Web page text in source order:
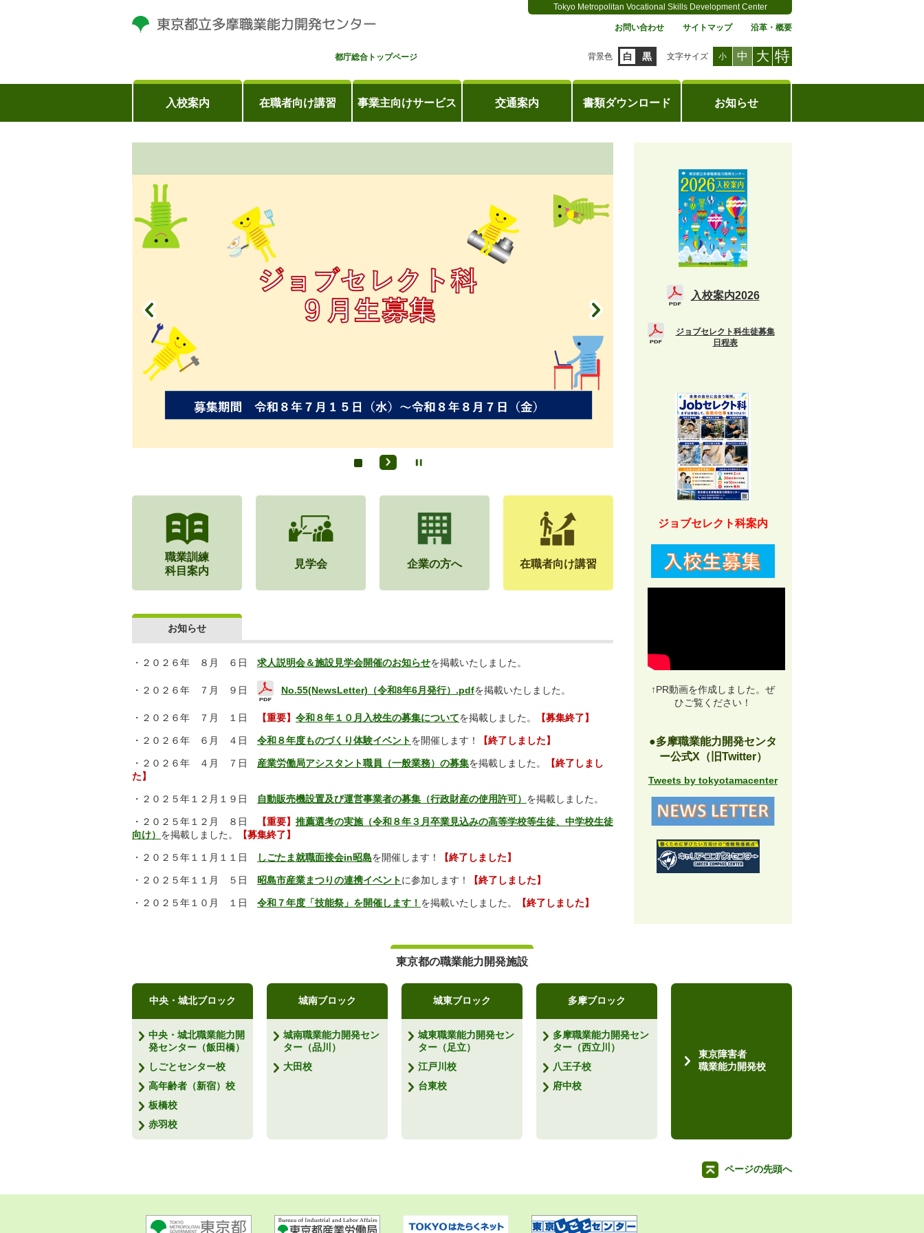
Tokyo Metropolitan Vocational Skills Development Center
入校案内 在職者向け講習 事業主向けサービス 交通案内 書類ダウンロード お知らせ
背景色 白 黒 文字サイズ 小 中 大 特
お問い合わせ サイトマップ 沿革・概要
都庁総合トップページ
職業訓練
科目案内
見学会 企業の方へ 在職者向け講習
お知らせ
・２０２６年 ８月 ６日 求人説明会＆施設見学会開催のお知らせを掲載いたしました。
・２０２６年 ７月 ９日 No.55(NewsLetter)（令和8年6月発行）.pdfを掲載いたしました。
・２０２６年 ７月 １日 【重要】 令和８年１０月入校生の募集についてを掲載しました。 【募集終了】
・２０２６年 ６月 ４日 令和８年度ものづくり体験イベントを開催します！ 【終了しました】
・２０２６年 ４月 ７日 産業労働局アシスタント職員（一般業務）の募集を掲載しました。
【終了しまし
た】
・２０２５年１２月１９日 自動販売機設置及び運営事業者の募集（行政財産の使用許可） を掲載しました。
・２０２５年１２月 ８日 【重要】 推薦選考の実施（令和８年３月卒業見込みの高等学校等生徒、中学校生徒
向け） を掲載しました。 【募集終了】
・２０２５年１１月１１日 しごたま就職面接会in昭島を開催します！ 【終了しました】
・２０２５年１１月 ５日 昭島市産業まつりの連携イベントに参加します！ 【終了しました】
・２０２５年１０月 １日 令和７年度「技能祭」を開催します！ を掲載いたしました。 【終了しました】
入校案内2026
ジョブセレクト科生徒募集
日程表
ジョブセレクト科案内
↑PR動画を作成しました。ぜ
ひご覧ください！
●多摩職業能力開発センタ
ー公式X（旧Twitter）
Tweets by tokyotamacenter
東京都の職業能力開発施設
中央・城北ブロック
中央・城北職業能力開
発センター（飯田橋）
しごとセンター校
高年齢者（新宿）校
板橋校
赤羽校
城南ブロック
城南職業能力開発セン
ター（品川）
大田校
城東ブロック
城東職業能力開発セン
ター（足立）
江戸川校
台東校
多摩ブロック
多摩職業能力開発セン
ター（西立川）
八王子校
府中校
東京障害者
職業能力開発校
ページの先頭へ